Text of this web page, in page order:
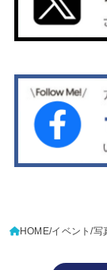
HOME イベント 写